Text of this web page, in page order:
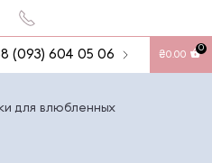
(093) 604 05 06 ₴0.00
0
для влюбленных